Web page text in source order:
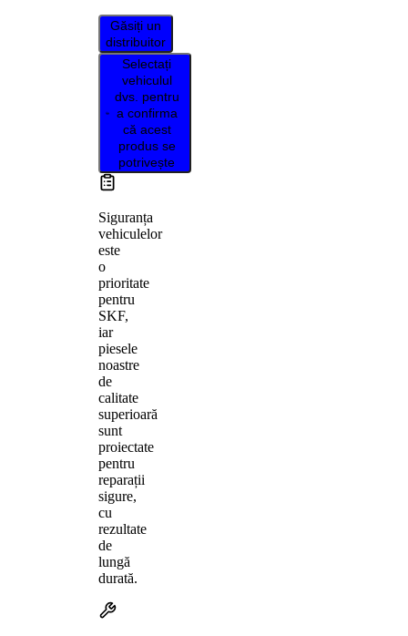
Găsiți un
distribuitor
Selectați
vehiculul
dvs. pentru
a confirma
că acest
produs se
potrivește
Siguranța
vehiculelor
este
o
prioritate
pentru
SKF,
iar
piesele
noastre
de
calitate
superioară
sunt
proiectate
pentru
reparații
sigure,
cu
rezultate
de
lungă
durată.